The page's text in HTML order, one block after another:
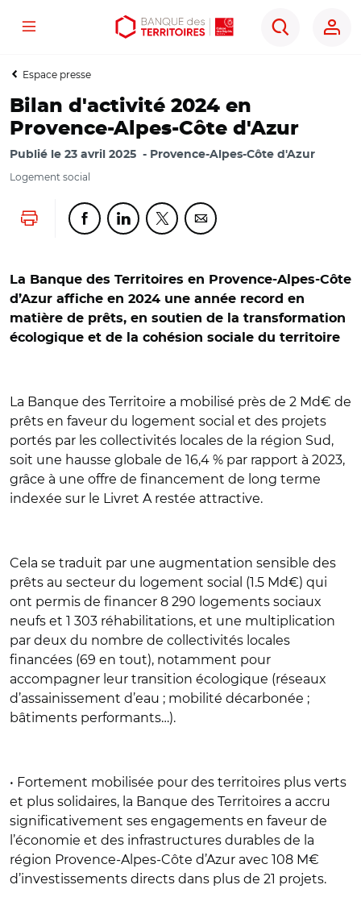
Aller
contenu
Aller
menu
Ouvrir
outils
Menu
Rechercher
Espace presse
Bilan d'activité 2024 en
Provence-Alpes-Côte d'Azur
Publié le 23 avril 2025 Provence-Alpes-Côte d'Azur
Logement social
Lancer l'impressionPartager cette page sur Facebook
Partager cette page sur Linkedin
Partager cette page sur Twitter
Partager cette page sur
La Banque des Territoires en Provence-Alpes-Côte
d’Azur affiche en 2024 une année record en
matière de prêts, en soutien de la transformation
écologique et de la cohésion sociale du territoire
La Banque des Territoire a mobilisé près de 2 Md€ de
prêts en faveur du logement social et des projets
portés par les collectivités locales de la région Sud,
soit une hausse globale de 16,4 % par rapport à 2023,
grâce à une offre de financement de long terme
indexée sur le Livret A restée attractive.
Cela se traduit par une augmentation sensible des
prêts au secteur du logement social (1.5 Md€) qui
ont permis de financer 8 290 logements sociaux
neufs et 1 303 réhabilitations, et une multiplication
par deux du nombre de collectivités locales
financées (69 en tout), notamment pour
accompagner leur transition écologique (réseaux
d’assainissement d’eau ; mobilité décarbonée ;
bâtiments performants…).
• Fortement mobilisée pour des territoires plus verts
et plus solidaires, la Banque des Territoires a accru
significativement ses engagements en faveur de
l’économie et des infrastructures durables de la
région Provence-Alpes-Côte d’Azur avec 108 M€
d’investissements directs dans plus de 21 projets.